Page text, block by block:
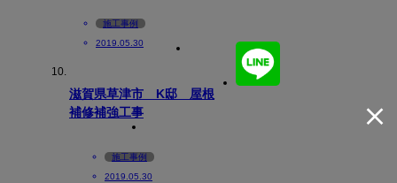
施工事例
2019.05.30
滋賀県草津市 K邸 屋根
補修補強工事
施工事例
2019.05.30